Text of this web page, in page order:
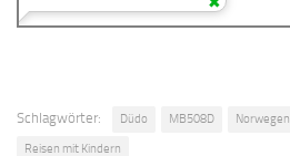
Schlagwörter: Düdo MB508D Norwegen
Reisen mit Kindern